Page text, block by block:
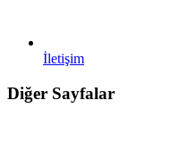
İletişim
Diğer Sayfalar